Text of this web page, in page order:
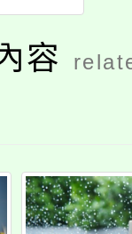
動
容